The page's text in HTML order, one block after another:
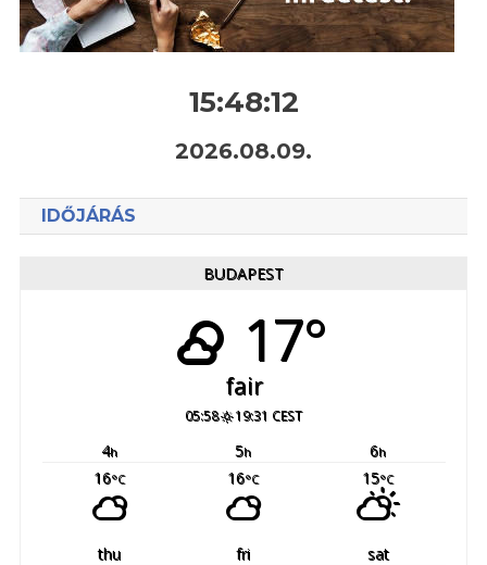
15:48:12
2026.08.09.
IDŐJÁRÁS
BUDAPEST
17°
fair
05:58 19:31 CEST
4h 5h 6h
16°C 16°C 15°C
thu fri
sat